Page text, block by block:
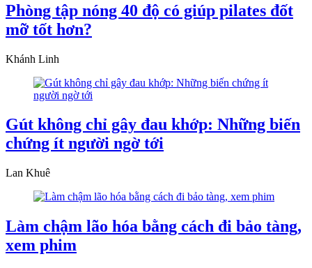
Phòng tập nóng 40 độ có giúp pilates đốt
mỡ tốt hơn?
Khánh Linh
Gút không chỉ gây đau khớp: Những biến
chứng ít người ngờ tới
Lan Khuê
Làm chậm lão hóa bằng cách đi bảo tàng,
xem phim